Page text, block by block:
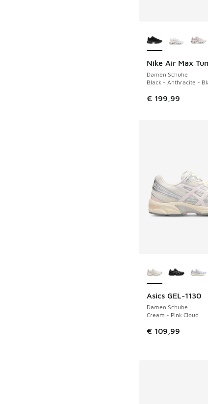
Nike Air Max
Damen Schuhe
Black - Anthracite -
€ 199,99
Asics GEL-1130
Damen Schuhe
Cream - Pink Cloud
€ 109,99